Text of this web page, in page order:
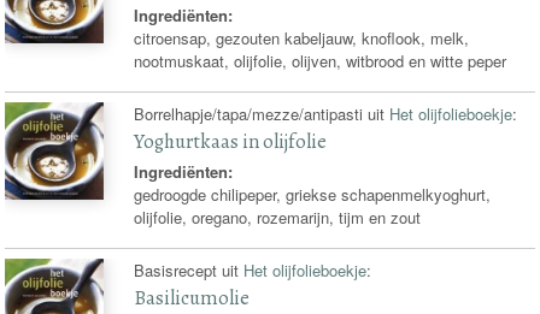
Ingrediënten:
citroensap, gezouten kabeljauw, knoflook, melk,
nootmuskaat, olijfolie, olijven, witbrood en witte peper
Borrelhapje/tapa/mezze/antipasti uit Het olijfolieboekje:
Yoghurtkaas in olijfolie
Ingrediënten:
gedroogde chilipeper, griekse schapenmelkyoghurt,
olijfolie, oregano, rozemarijn, tijm en zout
Basisrecept uit Het olijfolieboekje:
Basilicumolie